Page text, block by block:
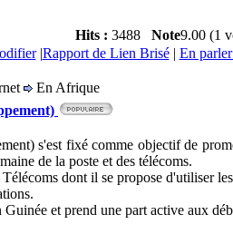
Hits : 3488 Note9.00 (1
|Rapport de Lien Brisé| En
En Afrique
s'est fixé comme objectif de
de la poste et des télécoms.
dont il se propose d'utiliser
et prend une part active aux